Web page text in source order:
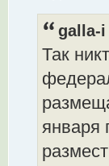
galla-i
Так
января